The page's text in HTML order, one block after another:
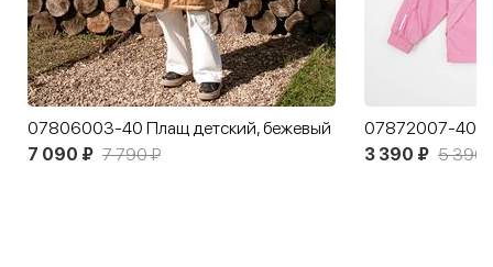
07806003-40 Плащ детский, бежевый
7 090 ₽ 7 790 ₽ 3 390 ₽ 5 390